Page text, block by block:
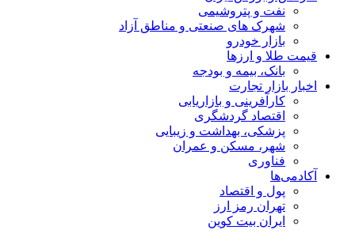
نفت و پتروشیمی
شهرک های صنعتی و مناطق آزاد
بازار خودرو
قیمت طلا و ارزها
بانک، بیمه و بودجه
اخبار بازار تجارت
کارآفرینی و بازاریابی
اقتصاد گردشگری
پزشکی، بهداشت و زیبایی
شهر، مسکن و عمران
فناوری
آکادمی‌ها
پول و اقتصاد
تهران رمز ارز
ایران بیت کوین